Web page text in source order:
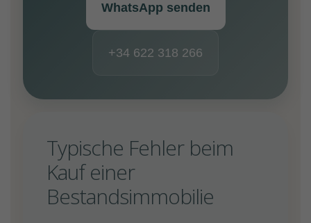
WhatsApp senden
+34 622 318 266
Typische Fehler beim
Kauf einer
Bestandsimmobilie